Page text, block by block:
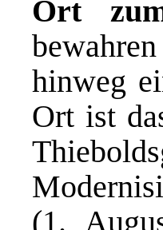
Ort
hinweg
Ort ist
(1.